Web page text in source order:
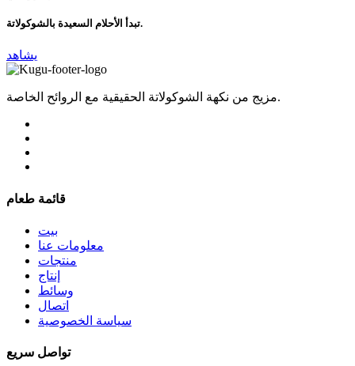
تبدأ الأحلام السعيدة بالشوكولاتة.
يشاهد
مزيج من نكهة الشوكولاتة الحقيقية مع الروائح الخاصة.
قائمة طعام
بيت
معلومات عنا
منتجات
إنتاج
وسائط
اتصال
سياسة الخصوصية
تواصل سريع